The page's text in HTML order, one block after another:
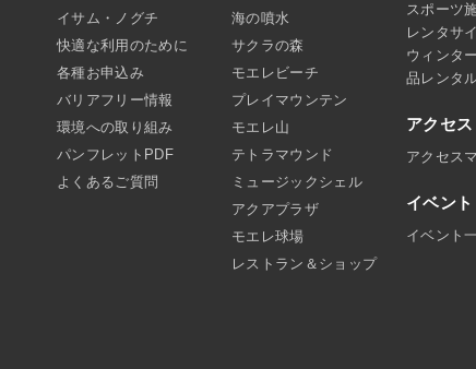
イサム・ノグチ
快適な利用のために
各種お申込み
バリアフリー情報
環境への取り組み
パンフレットPDF
よくあるご質問
海の噴水
サクラの森
モエレビーチ
プレイマウンテン
モエレ山
テトラマウンド
ミュージックシェル
アクアプラザ
モエレ球場
レストラン＆ショップ
スポーツ
レンタサ
ウィンタ
品レンタ
アクセス
アクセス
イベント
イベント